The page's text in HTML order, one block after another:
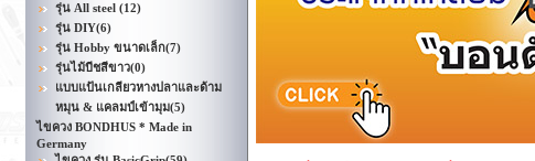
รุ่น All steel (12)
รุ่น DIY(6)
รุ่น Hobby ขนาดเล็ก(7)
รุ่นไม้บีชสีขาว(0)
แบบแป้นเกลียวหางปลาและด้าม
หมุน & แคลมป์เข้ามุม(5)
ไขควง BONDHUS * Made in
Germany